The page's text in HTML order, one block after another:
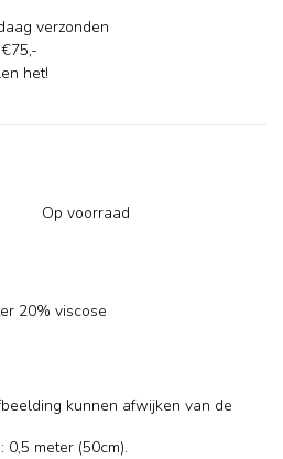
verzonden
het!
Op voorraad
20% viscose
kunnen afwijken van de
meter (50cm).